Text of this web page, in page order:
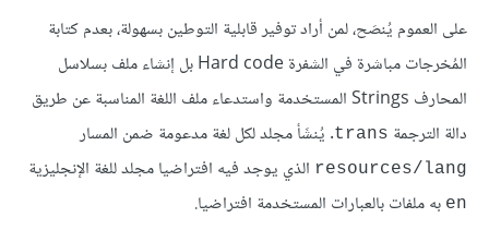
على العموم يُنصَح، لمن أراد توفير قابلية التوطين بسهولة، بعدم كتابة
المُخرجات مباشرة في الشفرة Hard code بل إنشاء ملف بسلاسل
المحارف Strings المستخدمة واستدعاء ملف اللغة المناسبة عن طريق
دالة الترجمة trans. يُنشَأ مجلد لكل لغة مدعومة ضمن المسار
resources/lang الذي يوجد فيه افتراضيا مجلد للغة الإنجليزية
en به ملفات بالعبارات المستخدمة افتراضيا.